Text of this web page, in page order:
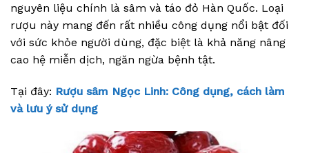
nguyên liệu chính là sâm và táo đỏ Hàn Quốc. Loại
rượu này mang đến rất nhiều công dụng nổi bật đối
với sức khỏe người dùng, đặc biệt là khả năng nâng
cao hệ miễn dịch, ngăn ngừa bệnh tật.
Tại đây: Rượu sâm Ngọc Linh: Công dụng, cách làm
và lưu ý sử dụng